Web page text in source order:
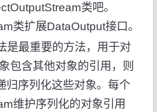
类吧。
类扩展DataOutput接口。
最重要的方法，用于对
包含其他对象的引用，则
归序列化这些对象。每个
维护序列化的对象引用